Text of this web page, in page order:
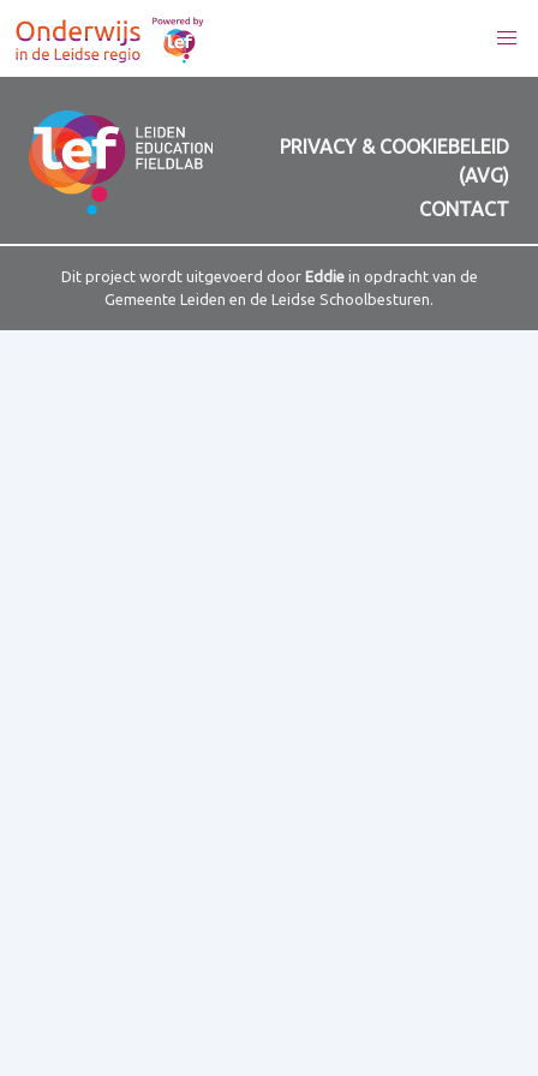
PRIVACY & COOKIEBELEID
(AVG)
CONTACT
Dit project wordt uitgevoerd door Eddiein opdracht van de
Gemeente Leiden en de Leidse Schoolbesturen.